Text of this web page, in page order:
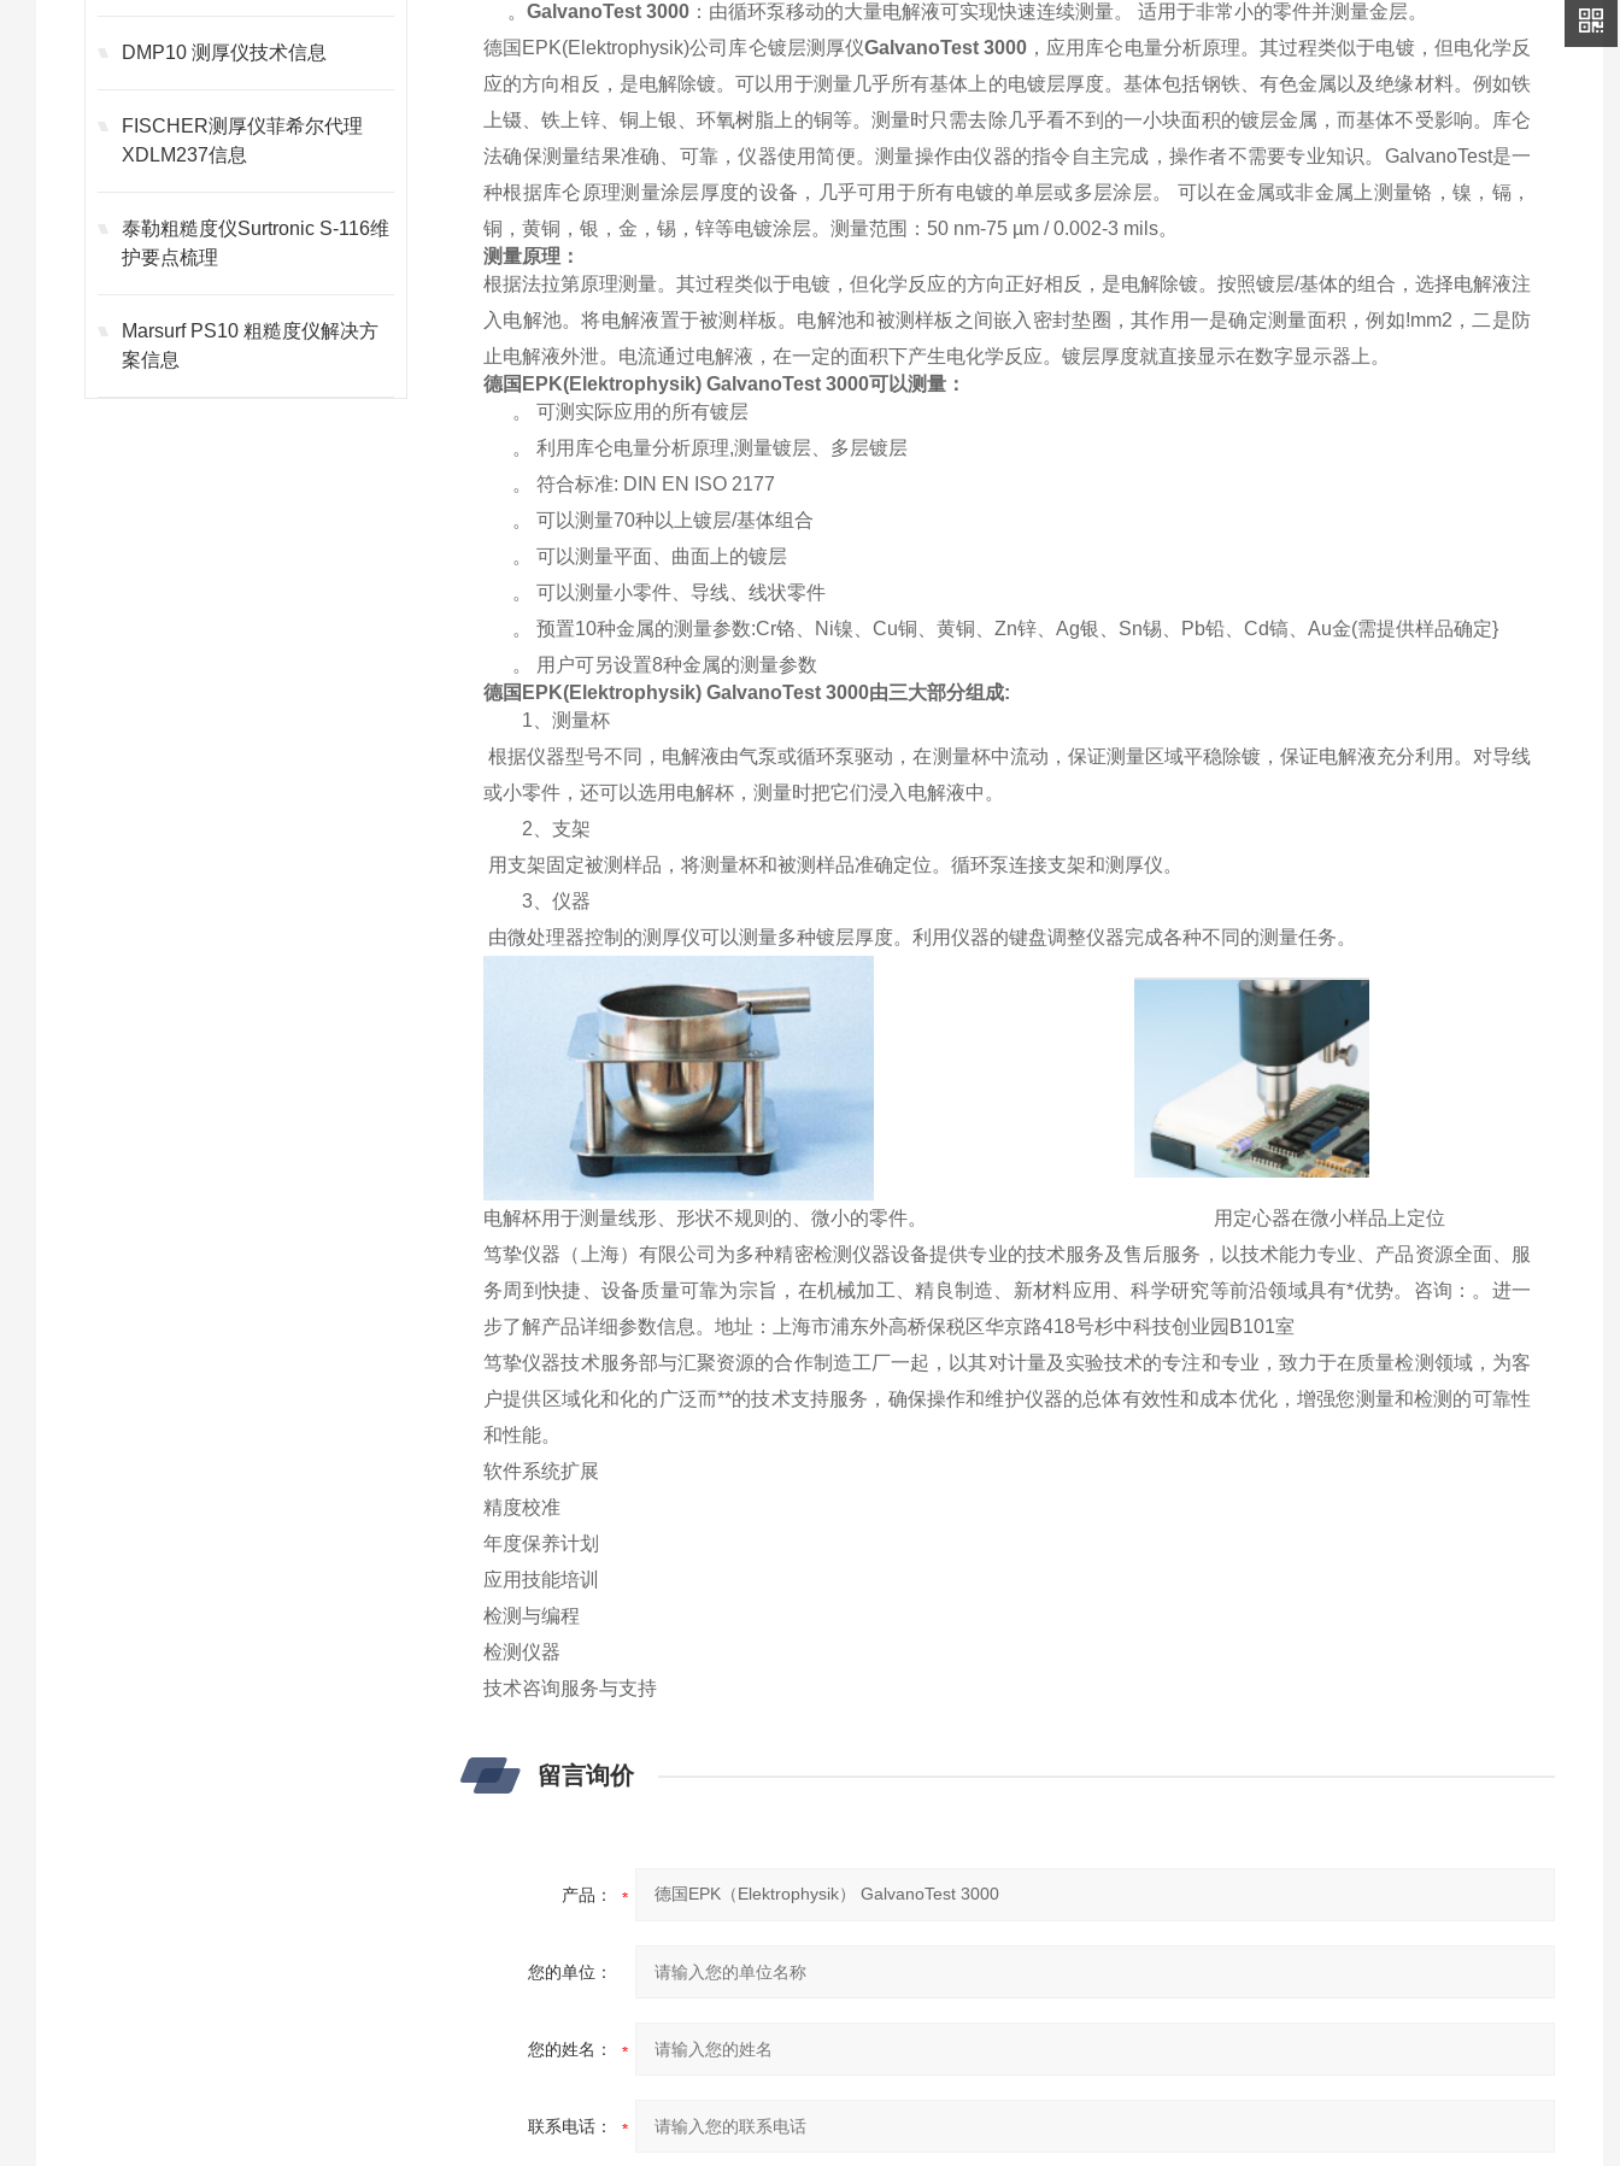
DMP10 测厚仪技术信息
FISCHER测厚仪菲希尔代理
XDLM237信息
泰勒粗糙度仪Surtronic S-116维
护要点梳理
Marsurf PS10 粗糙度仪解决方
案信息
。GalvanoTest 3000 ：由循环泵移动的大量电解液可实现快速连续测量。 适用于非常小的零件并测量金层。
德国EPK(Elektrophysik)公司库仑镀层测厚仪GalvanoTest 3000 ，应用库仑电量分析原理。其过程类似于电镀，但电化学反
应的方向相反，是电解除镀。可以用于测量几乎所有基体上的电镀层厚度。基体包括钢铁、有色金属以及绝缘材料。例如铁
上镊、铁上锌、铜上银、环氧树脂上的铜等。测量时只需去除几乎看不到的一小块面积的镀层金属，而基体不受影响。库仑
法确保测量结果准确、可靠，仪器使用简便。测量操作由仪器的指令自主完成，操作者不需要专业知识。GalvanoTest是一
种根据库仑原理测量涂层厚度的设备，几乎可用于所有电镀的单层或多层涂层。 可以在金属或非金属上测量铬，镍，镉，
铜，黄铜，银，金，锡，锌等电镀涂层。测量范围：50 nm-75 µm / 0.002-3 mils。
测量原理：
根据法拉第原理测量。其过程类似于电镀，但化学反应的方向正好相反，是电解除镀。按照镀层/基体的组合，选择电解液注
入电解池。将电解液置于被测样板。电解池和被测样板之间嵌入密封垫圈，其作用一是确定测量面积，例如!mm2，二是防
止电解液外泄。电流通过电解液，在一定的面积下产生电化学反应。镀层厚度就直接显示在数字显示器上。
德国EPK(Elektrophysik) GalvanoTest 3000可以测量：
。 可测实际应用的所有镀层
。 利用库仑电量分析原理,测量镀层、多层镀层
。 符合标准: DIN EN ISO 2177
。 可以测量70种以上镀层/基体组合
。 可以测量平面、曲面上的镀层
。 可以测量小零件、导线、线状零件
。 预置10种金属的测量参数:Cr铬、Ni镍、Cu铜、黄铜、Zn锌、Ag银、Sn锡、Pb铅、Cd镐、Au金(需提供样品确定}
。 用户可另设置8种金属的测量参数
德国EPK(Elektrophysik) GalvanoTest 3000由三大部分组成:
1、测量杯
根据仪器型号不同，电解液由气泵或循环泵驱动，在测量杯中流动，保证测量区域平稳除镀，保证电解液充分利用。对导线
或小零件，还可以选用电解杯，测量时把它们浸入电解液中。
2、支架
用支架固定被测样品，将测量杯和被测样品准确定位。循环泵连接支架和测厚仪。
3、仪器
由微处理器控制的测厚仪可以测量多种镀层厚度。利用仪器的键盘调整仪器完成各种不同的测量任务。
电解杯用于测量线形、形状不规则的、微小的零件。
用定心器在微小样品上定位
笃挚仪器（上海）有限公司为多种精密检测仪器设备提供专业的技术服务及售后服务，以技术能力专业、产品资源全面、服
务周到快捷、设备质量可靠为宗旨，在机械加工、精良制造、新材料应用、科学研究等前沿领域具有*优势。咨询：。进一
步了解产品详细参数信息。地址：上海市浦东外高桥保税区华京路418号杉中科技创业园B101室
笃挚仪器技术服务部与汇聚资源的合作制造工厂一起，以其对计量及实验技术的专注和专业，致力于在质量检测领域，为客
户提供区域化和化的广泛而**的技术支持服务，确保操作和维护仪器的总体有效性和成本优化，增强您测量和检测的可靠性
和性能。
软件系统扩展
精度校准
年度保养计划
应用技能培训
检测与编程
检测仪器
技术咨询服务与支持
留言询价
产品：
您的单位：
您的姓名：
联系电话：